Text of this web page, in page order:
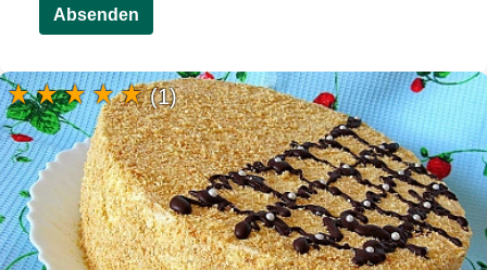
Absenden
(1)